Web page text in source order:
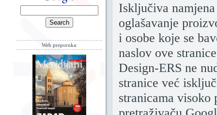
Web preporuka:
Isključiva
oglašavanje
i osobe koje se
naslov ove
Design-ERS ne
stranice već
stranicama